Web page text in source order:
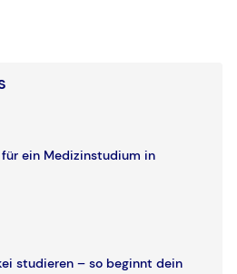
ein Medizinstudium in
studieren – so beginnt dein